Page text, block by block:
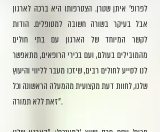
לפרופ' איתן שטרן. הצטרפותו היא ברכה לארגון
אבל בעיקר בשורה חשובה למטופלים. הודות
לקשר המיוחד של הארגון עם בתי חולים
מהמובילים בעולם, ועם בכירי הרופאים, מתאפשר
לנו לסייע לחולים רבים, שיזכו מעבר לליווי והיעוץ
שלנו, לחוות דעת מקצועית מהמעלה הראשונה וכל
זאת ללא תמורה".